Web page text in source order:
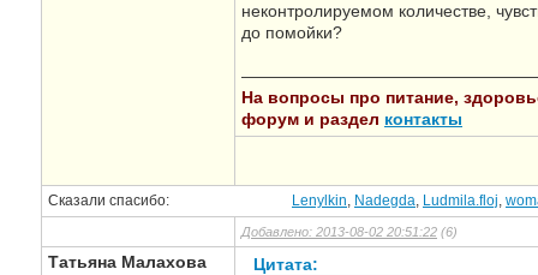
неконтролируемом количестве,
до помойки?
На вопросы про питание,
форум и раздел контакты
Сказали спасибо: Lenylkin, Nadegda, Ludmila.floj,
Добавлено: 2013-08-02 20:51:22 (6)
Татьяна Малахова
Цитата: